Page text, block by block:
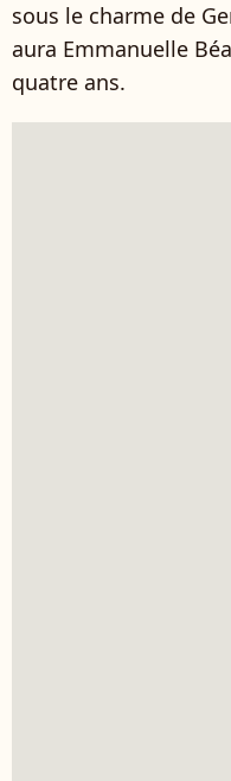
sous le charme de
aura Emmanuelle
quatre ans.